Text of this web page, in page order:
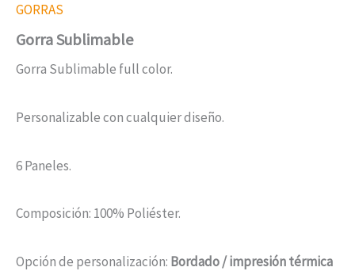
GORRAS
Gorra Sublimable
Gorra Sublimable full color.
Personalizable con cualquier diseño.
6 Paneles.
Composición: 100% Poliéster.
Opción de personalización: Bordado / impresión térmica